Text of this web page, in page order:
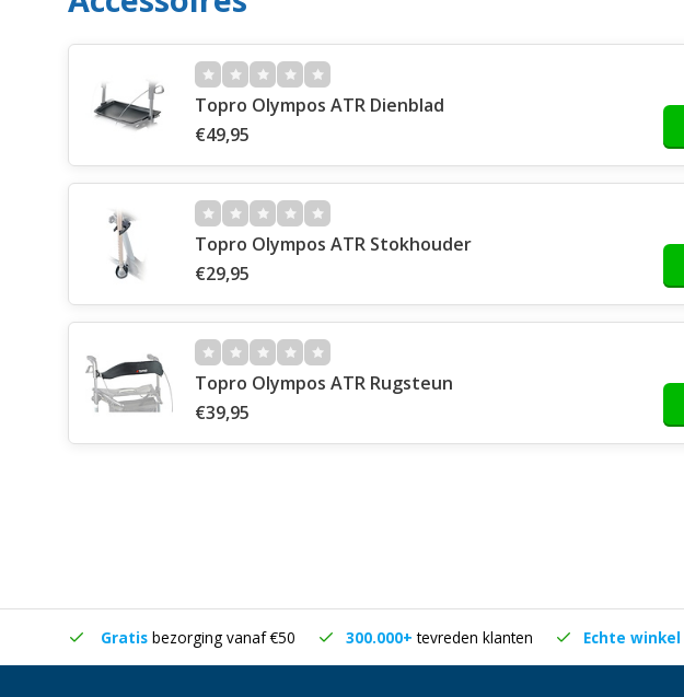
Topro Olympos ATR Dienblad
€49,95
Topro Olympos ATR Stokhouder
€29,95
Topro Olympos ATR Rugsteun
€39,95
Gratis bezorging vanaf €50 300.000+tevreden klanten Echte winkel